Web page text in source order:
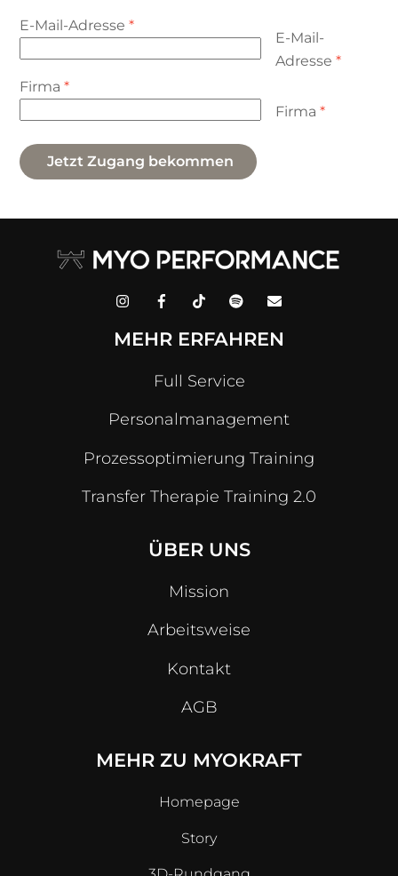
E-Mail-Adresse*
E-Mail-
Adresse*
Firma*
Firma*
Jetzt Zugang bekommen
MEHR ERFAHREN
Full Service
Personalmanagement
Prozessoptimierung Training
Transfer Therapie Training 2.0
ÜBER UNS
Mission
Arbeitsweise
Kontakt
AGB
MEHR ZU MYOKRAFT
Homepage
Story